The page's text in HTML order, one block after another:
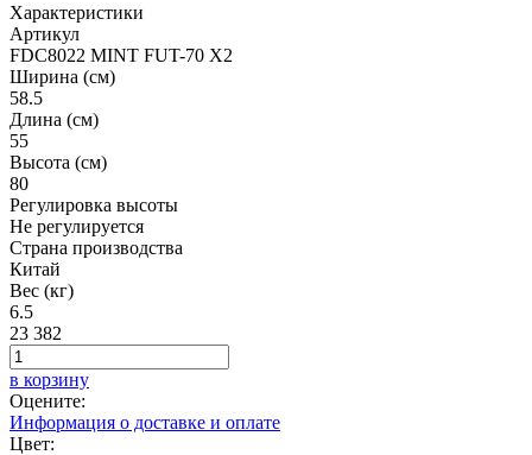
Характеристики
Артикул
FDC8022 MINT FUT-70 X2
Ширина (см)
58.5
Длина (см)
55
Высота (см)
80
Регулировка высоты
Не регулируется
Страна производства
Китай
Вес (кг)
6.5
23 382
в корзину
Оцените:
Информация о доставке и оплате
Цвет: